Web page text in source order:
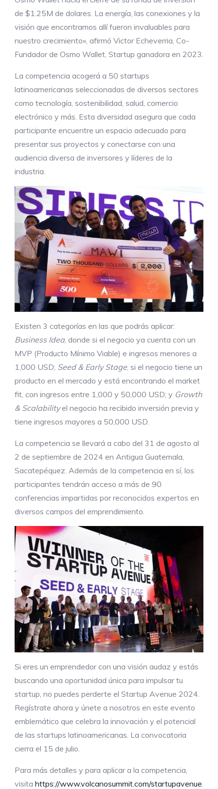
de $1.25M de dolares. La energía, las conexiones y la
visión que encontramos allí fueron invaluables para
nuestro crecimiento», afirmó Victor Echeverria, Co-
Fundador de Osmo Wallet, Startup ganadora en 2023.
La competencia acogerá a 50 startups
latinoamericanas seleccionadas de diversos sectores
como tecnología, sostenibilidad, salud, comercio
electrónico y más. Esta diversidad asegura que cada
participante encuentre un espacio adecuado para
presentar sus proyectos y conectarse con una
audiencia diversa de inversores y líderes de la
industria.
Existen 3 categorías en las que podrás aplicar:
Business Idea, donde si el negocio ya cuenta con un
MVP (Producto Mínimo Viable) e ingresos menores a
1,000 USD; Seed & Early Stage, si el negocio tiene un
producto en el mercado y está encontrando el market
fit, con ingresos entre 1,000 y 50,000 USD; y Growth
& Scalabilityel negocio ha recibido inversión previa y
tiene ingresos mayores a 50,000 USD.
La competencia se llevará a cabo del 31 de agosto al
2 de septiembre de 2024 en Antigua Guatemala,
Sacatepéquez. Además de la competencia en sí, los
participantes tendrán acceso a más de 90
conferencias impartidas por reconocidos expertos en
diversos campos del emprendimiento.
Si eres un emprendedor con una visión audaz y estás
buscando una oportunidad única para impulsar tu
startup, no puedes perderte el Startup Avenue 2024.
Regístrate ahora y únete a nosotros en este evento
emblemático que celebra la innovación y el potencial
de las startups latinoamericanas. La convocatoria
cierra el 15 de julio.
Para más detalles y para aplicar a la competencia,
visita https://www.volcanosummit.com/startupavenue